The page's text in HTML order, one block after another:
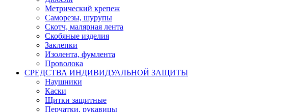
Метрический крепеж
Саморезы, шурупы
Скотч, малярная лента
Скобяные изделия
Заклепки
Изолента, фумлента
Проволока
СРЕДСТВА ИНДИВИДУАЛЬНОЙ ЗАЩИТЫ
Наушники
Каски
Щитки защитные
Перчатки, рукавицы